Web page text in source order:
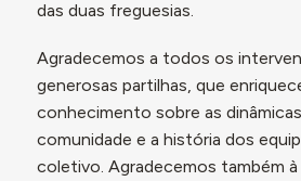
das duas freguesias.
Agradecemos a todos os
generosas partilhas, que
conhecimento sobre as
comunidade e a história dos
coletivo. Agradecemos também